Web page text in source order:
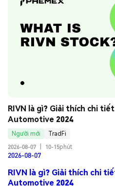
RIVN là gì? Giải thích chi
Automotive 2024
Người mới
TradFi
2026-08-07
10-15phút
2026-08-07
RIVN là gì? Giải thích chi
Automotive 2024